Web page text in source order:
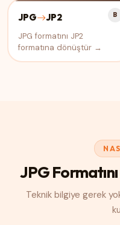
B
JPG JP2
JPG formatını JP2
formatına dönüştür →
JPG
Teknik bilgiye gerek